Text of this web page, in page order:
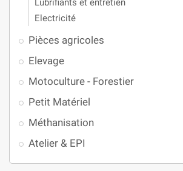
Lubrifiants et entretien
Electricité
Pièces agricoles
Elevage
Motoculture - Forestier
Petit Matériel
Méthanisation
Atelier & EPI